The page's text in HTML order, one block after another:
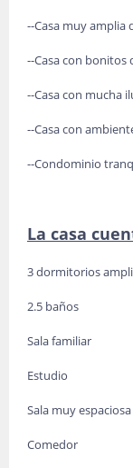
--Casa muy amplia
--Casa con bonitos
--Casa con mucha
--Casa con
--Condominio
La casa
3 dormitorios
2.5 baños
Sala familiar
Estudio
Sala muy espaciosa
Comedor